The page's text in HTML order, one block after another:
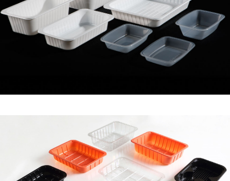
Línea MT Termosellables